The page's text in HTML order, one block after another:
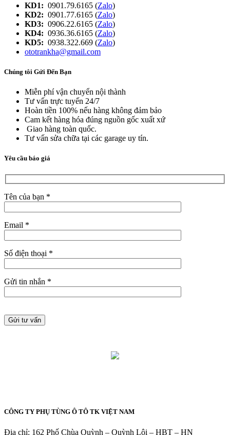
KD1: 0901.79.6165 (Zalo)
KD2: 0901.77.6165 (Zalo)
KD3: 0906.22.6165 (Zalo)
KD4: 0936.36.6165 (Zalo)
KD5: 0938.322.669 (Zalo)
ototrankha@gmail.com
Chúng tôi Gửi Đến Bạn
Miễn phí vận chuyển nội thành
Tư vấn trực tuyến 24/7
Hoàn tiền 100% nếu hàng không đảm bảo
Cam kết hàng hóa đúng nguồn gốc xuất xứ
Giao hàng toàn quốc.
Tư vấn sửa chữa tại các garage uy tín.
Yêu cầu báo giá
Tên của bạn *
Email *
Số điện thoại *
Gửi tin nhắn *
CÔNG TY PHỤ TÙNG Ô TÔ TK VIỆT NAM
Địa chỉ: 162 Phố Chùa Quỳnh – Quỳnh Lôi – HBT – HN